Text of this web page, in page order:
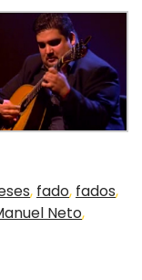
, fado, fados,
Neto,